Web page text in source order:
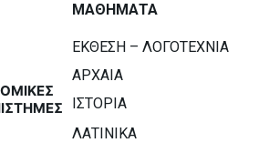
ΜΑΘΗΜΑΤΑ
ΕΚΘΕΣΗ – ΛΟΓΟΤΕΧΝΙΑ
ΑΡΧΑΙΑ
ΙΣΤΟΡΙΑ
ΛΑΤΙΝΙΚΑ